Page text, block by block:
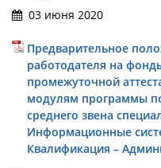
03 июня 2020
Предварительное
работодателя на
промежуточной
модулям программы
среднего звена
Информационные
Квалификация –